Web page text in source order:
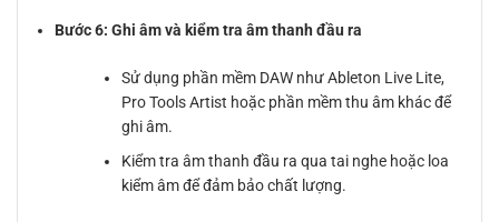
Bước 6: Ghi âm và kiểm tra âm thanh đầu ra
Sử dụng phần mềm DAW như Ableton Live Lite,
Pro Tools Artist hoặc phần mềm thu âm khác để
ghi âm.
Kiểm tra âm thanh đầu ra qua tai nghe hoặc loa
kiểm âm để đảm bảo chất lượng.